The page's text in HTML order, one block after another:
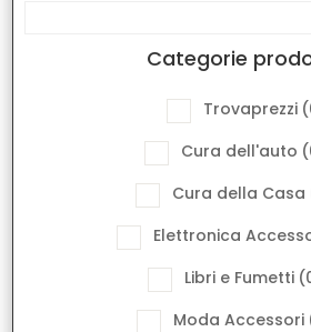
Categorie
Trovaprezzi
Cura dell'auto
Cura della Casa
Elettronica
Libri e Fumetti
Moda Accessori